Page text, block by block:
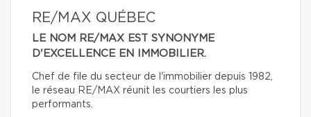
RE/MAX QUÉBEC
LE NOM RE/MAX EST SYNONYME
D'EXCELLENCE EN IMMOBILIER.
Chef de file du secteur de l'immobilier depuis 1982,
le réseau RE/MAX réunit les courtiers les plus
performants.